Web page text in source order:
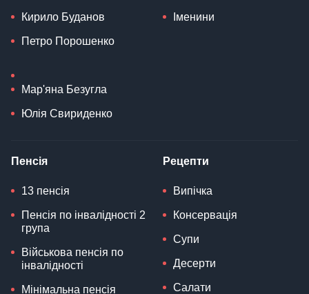
Кирило Буданов
Петро Порошенко
Мар'яна Безугла
Юлія Свириденко
Іменини
Пенсія
13 пенсія
Пенсія по інвалідності 2
група
Військова пенсія по
інвалідності
Мінімальна пенсія
Рецепти
Випічка
Консервація
Супи
Десерти
Салати